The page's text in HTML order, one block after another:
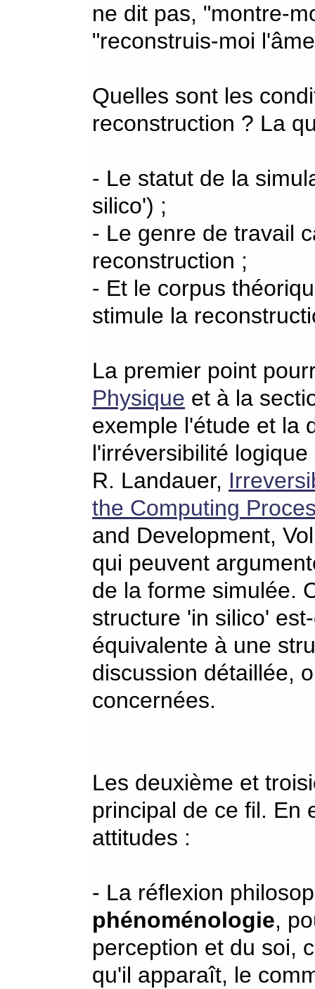
ne dit pas, "montre-
"reconstruis-moi
Quelles sont les
reconstruction ? La
- Le statut de la
silico') ;
- Le genre de travail
reconstruction ;
- Et le corpus
stimule la
La premier point
Physique et à la
exemple l'étude et la
l'irréversibilité
R. Landauer,
the Computing
and Development,
qui peuvent
de la forme simulée.
structure 'in silico'
équivalente à une
discussion détaillée,
concernées.
Les deuxième et
principal de ce fil. En
attitudes :
- La réflexion
phénoménologie,
perception et du soi,
qu'il apparaît, le